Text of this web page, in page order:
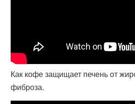
Как кофе защищает печень от
фиброза.